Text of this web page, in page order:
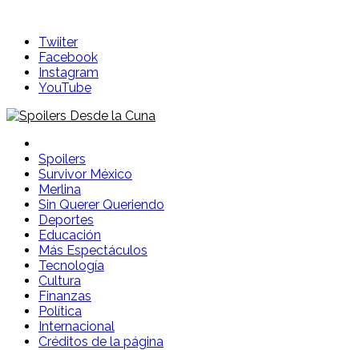
contentTwiiter
Facebook
Instagram
YouTube
Spoilers Desde la Cuna
Sitio con información sobre series, película, reality shows y
telenovelas
Spoilers
Survivor México
Merlina
Sin Querer Queriendo
Deportes
Educación
Más Espectáculos
Tecnología
Cultura
Finanzas
Política
Internacional
Créditos de la página